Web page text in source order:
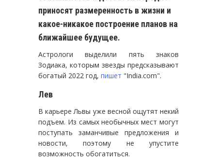
приносят размеренность в жизни и
какое-никакое построение планов на
ближайшее будущее.
Астрологи выделили пять знаков
Зодиака, которым звезды предсказывают
богатый 2022 год, пишет "India.com".
Лев
В карьере Львы уже весной ощутят некий
подъем. Из самых необычных мест могут
поступать заманчивые предложения и
новости, поэтому не упустите
возможность обогатиться.